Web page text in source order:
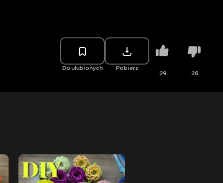
Do ulubionych Pobierz
29 28